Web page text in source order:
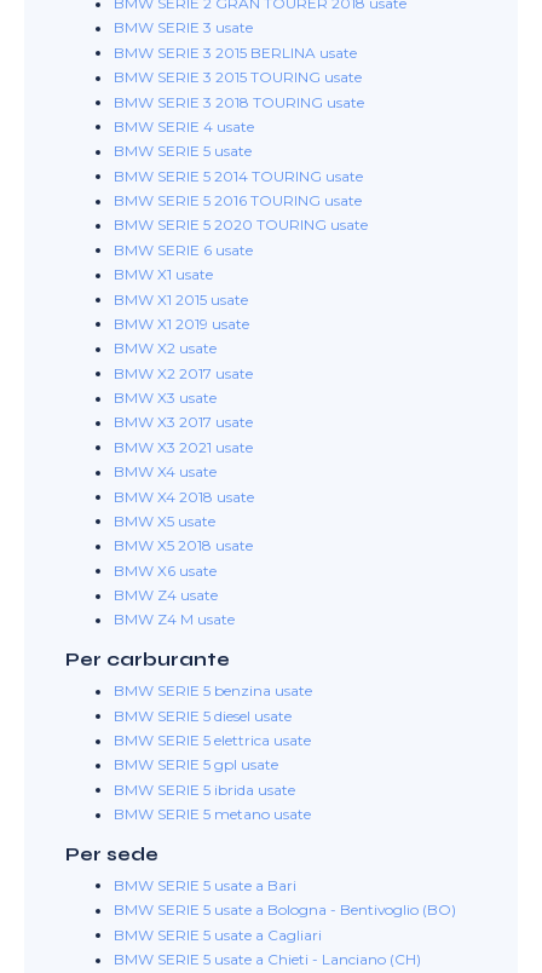
BMW SERIE 2 GRAN TOURER 2018 usate
BMW SERIE 3 usate
BMW SERIE 3 2015 BERLINA usate
BMW SERIE 3 2015 TOURING usate
BMW SERIE 3 2018 TOURING usate
BMW SERIE 4 usate
BMW SERIE 5 usate
BMW SERIE 5 2014 TOURING usate
BMW SERIE 5 2016 TOURING usate
BMW SERIE 5 2020 TOURING usate
BMW SERIE 6 usate
BMW X1 usate
BMW X1 2015 usate
BMW X1 2019 usate
BMW X2 usate
BMW X2 2017 usate
BMW X3 usate
BMW X3 2017 usate
BMW X3 2021 usate
BMW X4 usate
BMW X4 2018 usate
BMW X5 usate
BMW X5 2018 usate
BMW X6 usate
BMW Z4 usate
BMW Z4 M usate
Per carburante
BMW SERIE 5 benzina usate
BMW SERIE 5 diesel usate
BMW SERIE 5 elettrica usate
BMW SERIE 5 gpl usate
BMW SERIE 5 ibrida usate
BMW SERIE 5 metano usate
Per sede
BMW SERIE 5 usate a Bari
BMW SERIE 5 usate a Bologna - Bentivoglio (BO)
BMW SERIE 5 usate a Cagliari
BMW SERIE 5 usate a Chieti - Lanciano (CH)